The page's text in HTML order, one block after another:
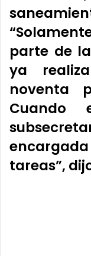
parte de
ya
noventa
tareas”,